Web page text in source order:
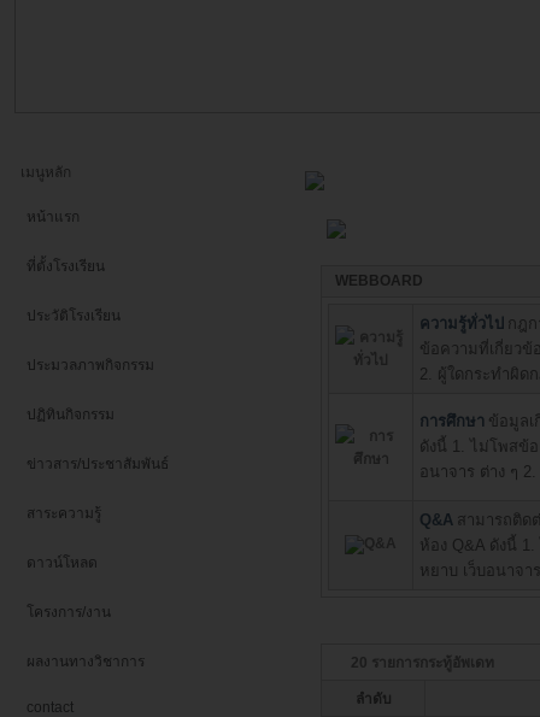
เมนูหลัก
หน้าแรก
ที่ตั้งโรงเรียน
ประวัติโรงเรียน
ประมวลภาพกิจกรรม
ปฏิทินกิจกรรม
ข่าวสาร/ประชาสัมพันธ์
สาระความรู้
ดาวน์โหลด
โครงการ/งาน
ผลงานทางวิชาการ
contact
WEBBOARD
ความรู้ทั่วไป กฎ
ข้อความที่เกี่ยวข้
2. ผู้ใดกระทำผิด
การศึกษา ข้อมูลเ
ดังนี้ 1. ไม่โพสข้
อนาจาร ต่าง ๆ
Q&A สามารถติด
ห้อง Q&A ดังนี้
หยาบ เว็บอนาจ
20 รายการกระทู้อัพเดท
ลำดับ